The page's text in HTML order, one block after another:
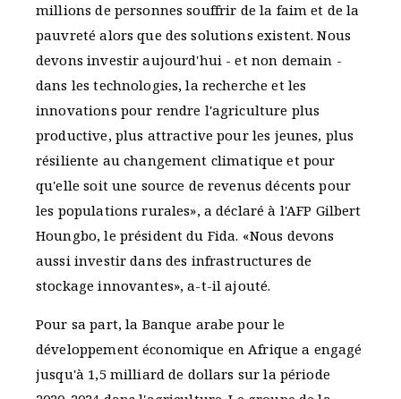
millions de personnes souffrir de la faim et de la
pauvreté alors que des solutions existent. Nous
devons investir aujourd'hui - et non demain -
dans les technologies, la recherche et les
innovations pour rendre l'agriculture plus
productive, plus attractive pour les jeunes, plus
résiliente au changement climatique et pour
qu'elle soit une source de revenus décents pour
les populations rurales», a déclaré à l'AFP Gilbert
Houngbo, le président du Fida. «Nous devons
aussi investir dans des infrastructures de
stockage innovantes», a-t-il ajouté.
Pour sa part, la Banque arabe pour le
développement économique en Afrique a engagé
jusqu'à 1,5 milliard de dollars sur la période